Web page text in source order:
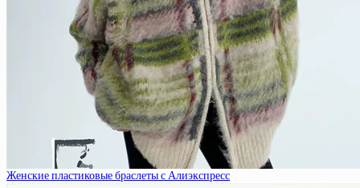
Женские пластиковые браслеты с Алиэкспресс